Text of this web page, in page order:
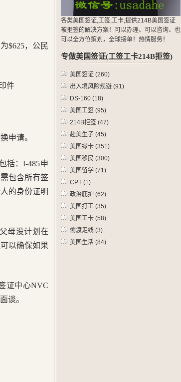
$625，公民
件
申请。
括：I-485申
包含所有签
的身份证明
母没计划在
以确保如果
证中心NVC
谈。
各类美国签证,工签,工卡,提供214B美国签证
被拒签的解决方案！可以办理、可以咨询、也
可以全方位策划，全球接单！热情服务！
专做美国签证(工签工卡214B拒签)
美国签证 (260)
出入境风险规避 (91)
DS-160 (18)
美国工签 (95)
214B拒签 (47)
赴美生子 (45)
美国绿卡 (351)
美国移民 (300)
美国留学 (71)
CPT (1)
政治庇护 (62)
美国打工 (35)
美国工卡 (58)
偷渡走线 (3)
美国生活 (84)